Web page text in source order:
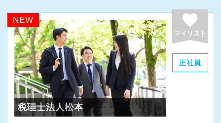
仕事をする上では5つのこだわり「クイックレス
ポンス・プラス思考・有言実行・他責禁止・気
配り」を掲げ、一人ひとりが実行しています。
より多くの「ありがとう」と笑顔をいただき続
けるために「情熱家であれ！」がモットーで
す。
【求職者へのメッセージ】
先輩が担当しているお客様の月次試算表を作成
しながら少しずつレベルアップしていきましょ
う。実際の数字に触れながら業務に取り組んで
頂くことで、より理解と知識が深まります！
▽ステップ2(2ヶ月目〜)
そろそろ入力業務に慣れてきますので、本人の
希望に応じて決算業務、年末調整業務、確定申
基準を掲げています。
◆ 素直であること
◆ 善良であること
◆ 仲間と協力すること
◆ 人のために動けること
◆ 変化を楽しむこと
◆ 挑戦を恐れないこと
◆ 成長を止めないこと
られる業務にも携わることが可能です。
どこでも通用する実務スキルを身につけなが
ら、着実にスキルアップできる環境です。
★当事務所ではこんな方をお待ちしています！
★
当事務所では、職員同士が協力しながら気持ち
よく働ける環境づくりを大切にしています。
NEW favorite
マイリスト
正社員
税理士法人松本